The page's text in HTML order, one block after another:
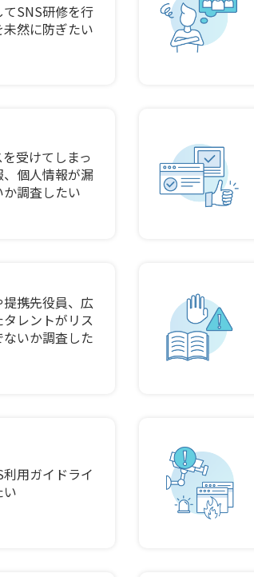
SNS研修を行
然に防ぎたい
受けてしまっ
個人情報が漏
調査したい
携先役員、広
レントがリス
いか調査した
用ガイドライ
い